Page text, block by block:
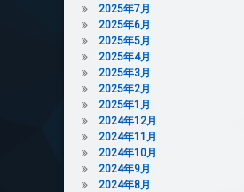
2025年7月
2025年6月
2025年5月
2025年4月
2025年3月
2025年2月
2025年1月
2024年12月
2024年11月
2024年10月
2024年9月
2024年8月